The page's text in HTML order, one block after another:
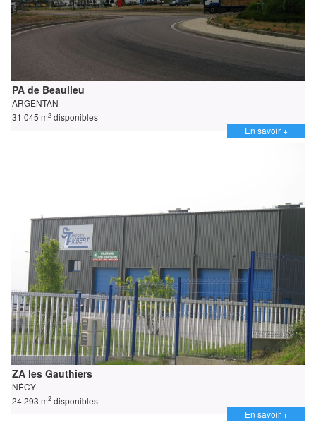
PA de Beaulieu
ARGENTAN
31 045 m2 disponibles
En savoir +
ZA les Gauthiers
NÉCY
24 293 m2 disponibles
En savoir +